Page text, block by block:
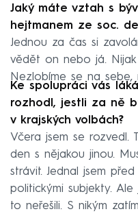
Jaký máte vztah s
hejtmanem ze soc.
Jednou za čas si
vědět on nebo já. Nijak
Nezlobíme se na sebe,
Ke spolupráci vás
rozhodl, jestli za ně
v krajských volbách?
Včera jsem se rozvedl.
den s nějakou jinou.
strávit. Jednal jsem
politickými subjekty.
to neřešili. S nikým